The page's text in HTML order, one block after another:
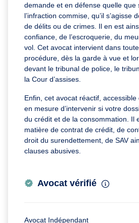
demande et en défense quelle que
l’infraction commise, qu’il s’agisse
de délits ou de crimes. Il en est
confiance, de l’escroquerie, du
vol. Cet avocat intervient dans
procédure, dès la garde à vue et
devant le tribunal de police, le
la Cour d’assises.
Enfin, cet avocat réactif,
en mesure d’intervenir si votre
du crédit et de la consommation. Il
matière de contrat de crédit, de
droit du surendettement, de SAV
clauses abusives.
Avocat vérifié
Avocat Indépendant